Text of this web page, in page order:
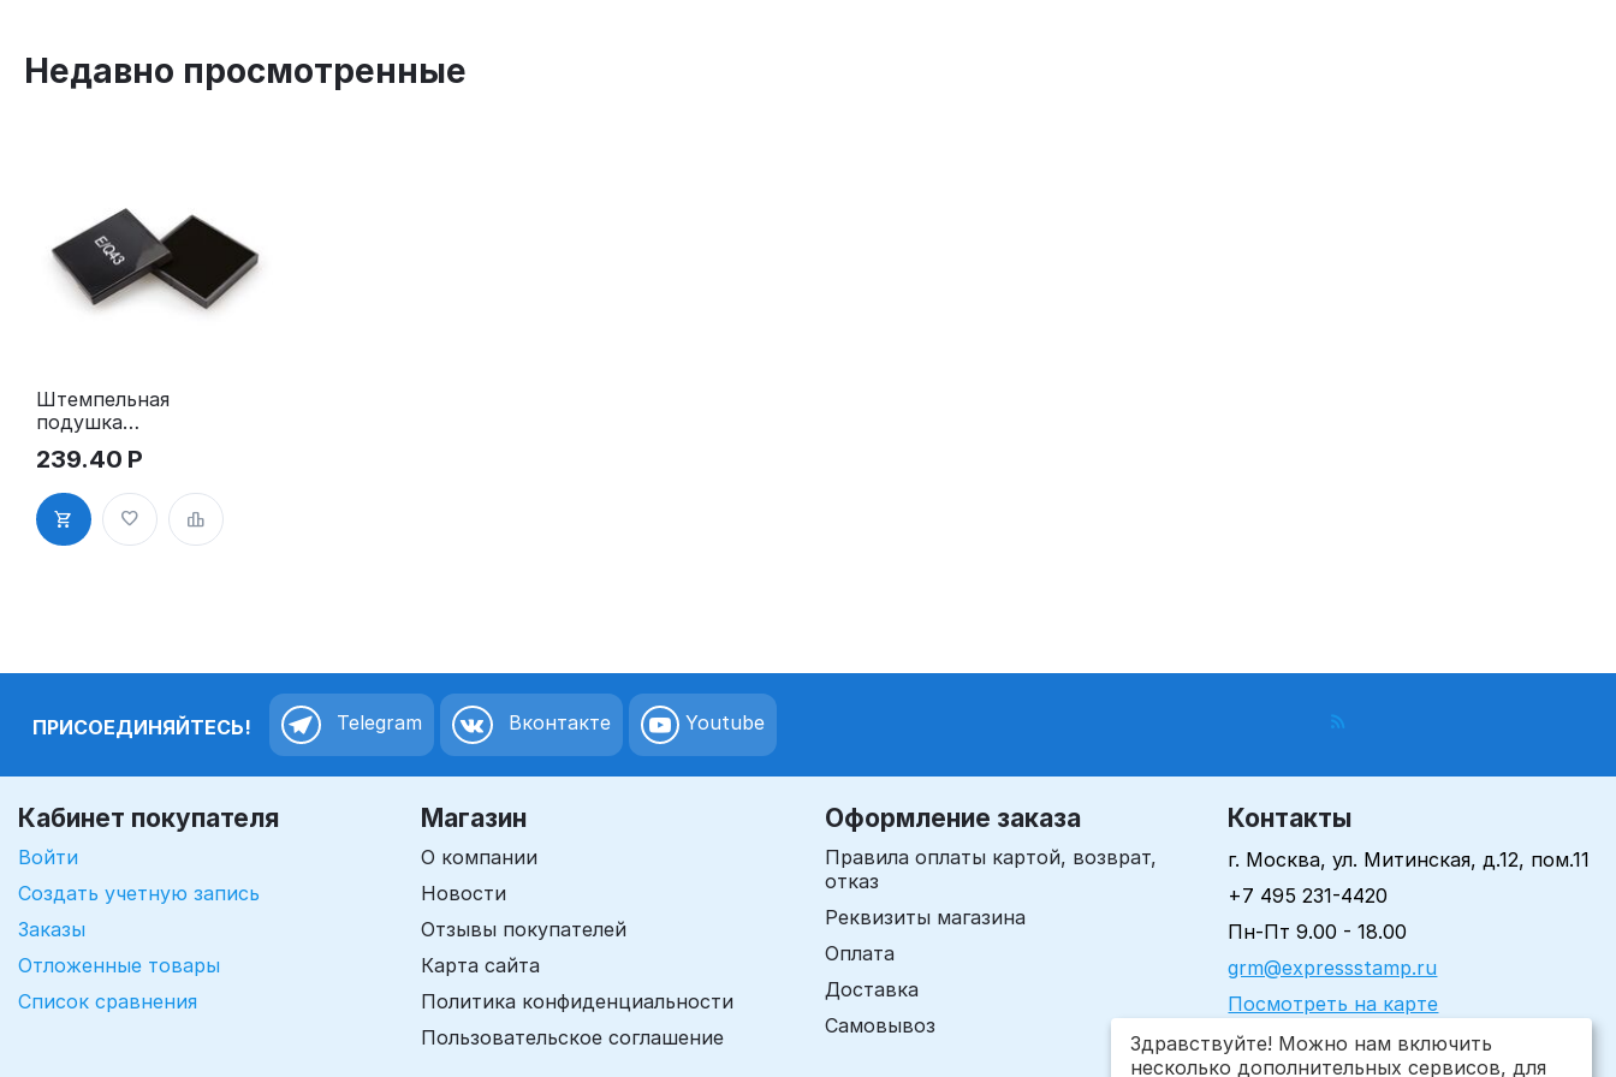
Недавно просмотренные
Штемпельная
подушка
E/Q43 для
Colop Q43,
Q43d (№8)
239.40 Р
ПРИСОЕДИНЯЙТЕСЬ! Telegram Вконтакте Youtube
Кабинет покупателя
Войти
Создать учетную запись
Заказы
Отложенные товары
Список сравнения
Магазин
О компании
Новости
Отзывы покупателей
Карта сайта
Политика конфиденциальности
Пользовательское соглашение
Оформление заказа
Правила оплаты картой, возврат,
отказ
Реквизиты магазина
Оплата
Доставка
Самовывоз
Контакты
г. Москва, ул. Митинская, д.12, пом.11
+7 495 231-4420
Пн-Пт 9.00 - 18.00
grm@expressstamp.ru
Посмотреть на карте
Здравствуйте! Можно нам включить
несколько дополнительных сервисов, для